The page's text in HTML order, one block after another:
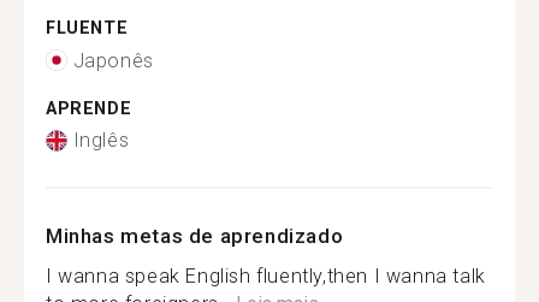
FLUENTE
Japonês
APRENDE
Inglês
Minhas metas de aprendizado
I wanna speak English fluently,then I wanna talk